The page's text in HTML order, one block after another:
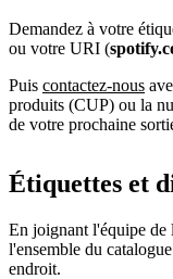
Demandez à votre
ou votre URI (
Puis contactez-nous
produits (CUP) ou la
de votre prochaine
Étiquettes et
En joignant l'équipe de
l'ensemble du
endroit.